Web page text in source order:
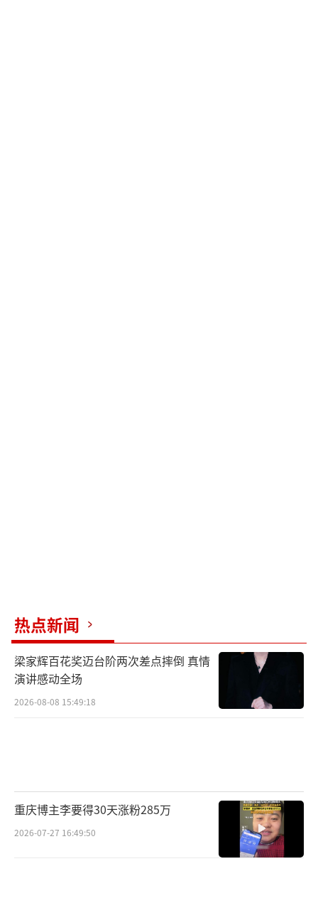
热点新闻
梁家辉百花奖迈台阶两次差点摔倒 真情
演讲感动全场
2026-08-08 15:49:18
重庆博主李要得30天涨粉285万
2026-07-27 16:49:50